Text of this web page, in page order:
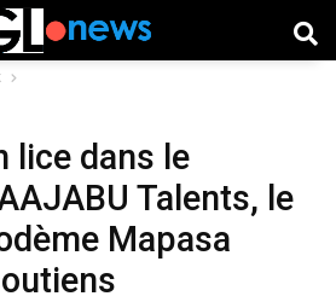
lice dans le
Talents, le
Mapasa